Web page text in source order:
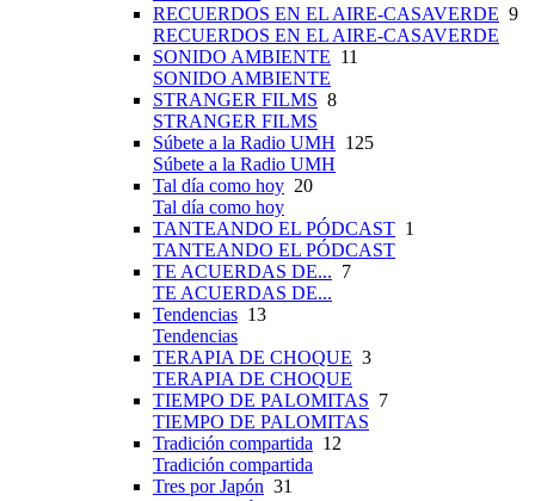
RECUERDOS EN EL AIRE-CASAVERDE 9
RECUERDOS EN EL AIRE-CASAVERDE
SONIDO AMBIENTE 11
SONIDO AMBIENTE
STRANGER FILMS 8
STRANGER FILMS
Súbete a la Radio UMH 125
Súbete a la Radio UMH
Tal día como hoy 20
Tal día como hoy
TANTEANDO EL PÓDCAST 1
TANTEANDO EL PÓDCAST
TE ACUERDAS DE... 7
TE ACUERDAS DE...
Tendencias 13
Tendencias
TERAPIA DE CHOQUE 3
TERAPIA DE CHOQUE
TIEMPO DE PALOMITAS 7
TIEMPO DE PALOMITAS
Tradición compartida 12
Tradición compartida
Tres por Japón 31